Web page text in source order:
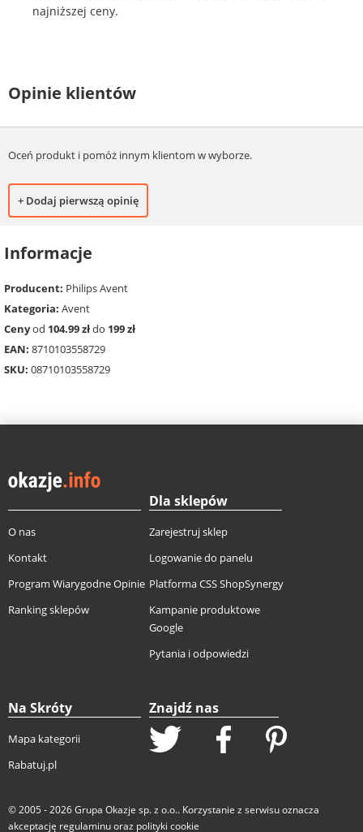
najniższej ceny.
Opinie klientów
Oceń produkt i pomóż innym klientom w wyborze.
+ Dodaj pierwszą opinię
Informacje
Producent: Philips Avent
Kategoria: Avent
Cenyod 104.99 złdo 199 zł
EAN: 8710103558729
SKU: 08710103558729
O nas
Kontakt
Program Wiarygodne Opinie
Ranking sklepów
Dla sklepów
Zarejestruj sklep
Logowanie do panelu
Platforma CSS ShopSynergy
Kampanie produktowe
Google
Pytania i odpowiedzi
Na Skróty
Mapa kategorii
Rabatuj.pl
Znajdź nas
© 2005 - 2026Grupa Okazje sp. z o.o.. Korzystanie z serwisu oznacza
akceptację regulaminuoraz polityki cookie